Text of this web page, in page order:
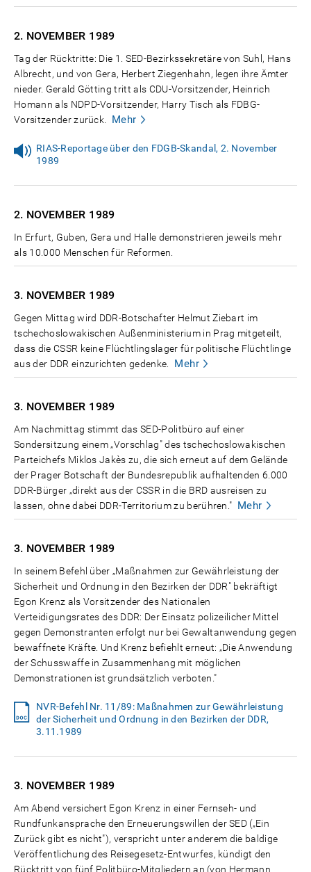
2. NOVEMBER 1989
Tag der Rücktritte: Die 1. SED-Bezirkssekretäre von Suhl, Hans
Albrecht, und von Gera, Herbert Ziegenhahn, legen ihre Ämter
nieder. Gerald Götting tritt als CDU-Vorsitzender, Heinrich
Homann als NDPD-Vorsitzender, Harry Tisch als FDBG-
Vorsitzender zurück.
Mehr
RIAS-Reportage über den FDGB-Skandal, 2. November
1989
2. NOVEMBER 1989
In Erfurt, Guben, Gera und Halle demonstrieren jeweils mehr
als 10.000 Menschen für Reformen.
3. NOVEMBER 1989
Gegen Mittag wird DDR-Botschafter Helmut Ziebart im
tschechoslowakischen Außenministerium in Prag mitgeteilt,
dass die CSSR keine Flüchtlingslager für politische Flüchtlinge
aus der DDR einzurichten gedenke.
Mehr
3. NOVEMBER 1989
Am Nachmittag stimmt das SED-Politbüro auf einer
Sondersitzung einem „Vorschlag" des tschechoslowakischen
Parteichefs Miklos Jakès zu, die sich erneut auf dem Gelände
der Prager Botschaft der Bundesrepublik aufhaltenden 6.000
DDR-Bürger „direkt aus der CSSR in die BRD ausreisen zu
lassen, ohne dabei DDR-Territorium zu berühren." Mehr
3. NOVEMBER 1989
In seinem Befehl über „Maßnahmen zur Gewährleistung der
Sicherheit und Ordnung in den Bezirken der DDR" bekräftigt
Egon Krenz als Vorsitzender des Nationalen
Verteidigungsrates des DDR: Der Einsatz polizeilicher Mittel
gegen Demonstranten erfolgt nur bei Gewaltanwendung gegen
bewaffnete Kräfte. Und Krenz befiehlt erneut: „Die Anwendung
der Schusswaffe in Zusammenhang mit möglichen
Demonstrationen ist grundsätzlich verboten."
NVR-Befehl Nr. 11/89: Maßnahmen zur Gewährleistung
der Sicherheit und Ordnung in den Bezirken der DDR,
3.11.1989
3. NOVEMBER 1989
Am Abend versichert Egon Krenz in einer Fernseh- und
Rundfunkansprache den Erneuerungswillen der SED („Ein
Zurück gibt es nicht"), verspricht unter anderem die baldige
Veröffentlichung des Reisegesetz-Entwurfes, kündigt den
Rücktritt von fünf Politbüro-Mitgliedern an (von Hermann